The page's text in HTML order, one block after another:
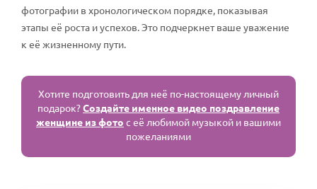
фотографии в хронологическом порядке, показывая
этапы её роста и успехов. Это подчеркнет ваше уважение
к её жизненному пути.
Хотите подготовить для неё по-настоящему личный
подарок?Создайте именное видео поздравление
женщине из фото с её любимой музыкой и вашими
пожеланиями